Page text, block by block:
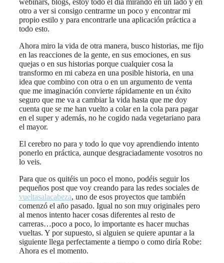
webinars, blogs, estoy todo el día mirando en un lado y en
otro a ver si consigo centrarme un poco y encontrar mi
propio estilo y para encontrarle una aplicación práctica a
todo esto.
Ahora miro la vida de otra manera, busco historias, me fijo
en las reacciones de la gente, en sus emociones, en sus
quejas o en sus historias porque cualquier cosa la
transformo en mi cabeza en una posible historia, en una
idea que combino con otra o en un argumento de venta
que me imaginación convierte rápidamente en un éxito
seguro que me va a cambiar la vida hasta que me doy
cuenta que se me han vuelto a colar en la cola para pagar
en el super y además, no he cogido nada vegetariano para
el mayor.
El cerebro no para y todo lo que voy aprendiendo intento
ponerlo en práctica, aunque desgraciadamente vosotros no
lo veis.
Para que os quitéis un poco el mono, podéis seguir los
pequeños post que voy creando para las redes sociales de
vueltasalacabeza, uno de esos proyectos que también
comenzó el año pasado. Igual no son muy originales pero
al menos intento hacer cosas diferentes al resto de
carreras…poco a poco, lo importante es hacer muchas
vueltas. Y por supuesto, si alguien se quiere apuntar a la
siguiente llega perfectamente a tiempo o como diría Robe:
Ahora es el momento.